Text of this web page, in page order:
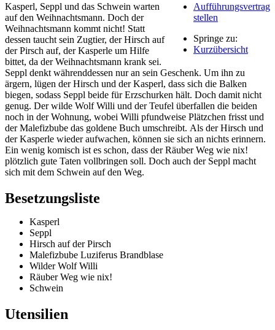
Aufführungsvertrag
stellen
Springe zu:
Kurzübersicht
Kasperl, Seppl und das Schwein warten
auf den Weihnachtsmann. Doch der
Weihnachtsmann kommt nicht! Statt
dessen taucht sein Zugtier, der Hirsch auf
der Pirsch auf, der Kasperle um Hilfe
bittet, da der Weihnachtsmann krank sei.
Seppl denkt währenddessen nur an sein Geschenk. Um ihn zu
ärgern, lügen der Hirsch und der Kasperl, dass sich die Balken
biegen, sodass Seppl beide für Erzschurken hält. Doch damit nicht
genug. Der wilde Wolf Willi und der Teufel überfallen die beiden
noch in der Wohnung, wobei Willi pfundweise Plätzchen frisst und
der Malefizbube das goldene Buch umschreibt. Als der Hirsch und
der Kasperle wieder aufwachen, können sie sich an nichts erinnern.
Ein wenig komisch ist es schon, dass der Räuber Weg wie nix!
plötzlich gute Taten vollbringen soll. Doch auch der Seppl macht
sich mit dem Schwein auf den Weg.
Besetzungsliste
Kasperl
Seppl
Hirsch auf der Pirsch
Malefizbube Luziferus Brandblase
Wilder Wolf Willi
Räuber Weg wie nix!
Schwein
Utensilien